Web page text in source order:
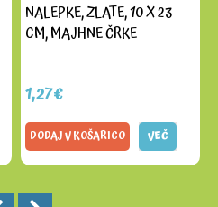
NALEPKE, ZLATE, 10 X 23
CM, MAJHNE ČRKE
1,27€
DODAJ V KOŠARICO VEČ